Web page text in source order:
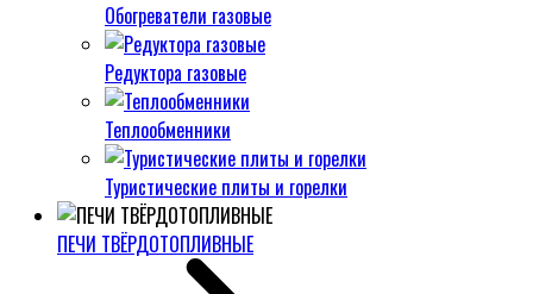
Обогреватели газовые
Редуктора газовые
Теплообменники
Туристические плиты и горелки
ПЕЧИ ТВЁРДОТОПЛИВНЫЕ